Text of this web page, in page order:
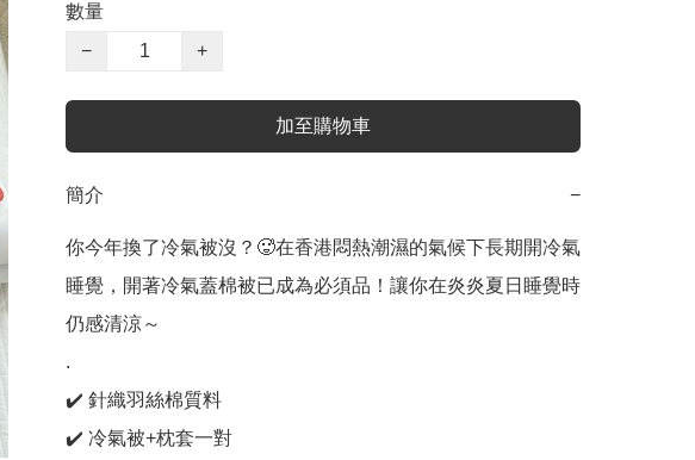
數量
−
+
加至購物車
簡介 −
你今年換了冷氣被沒？🥵在香港悶熱潮濕的氣候下長期開冷氣
睡覺，開著冷氣蓋棉被已成為必須品！讓你在炎炎夏日睡覺時
仍感清涼～
.
✔️ 針織羽絲棉質料
✔️ 冷氣被+枕套一對